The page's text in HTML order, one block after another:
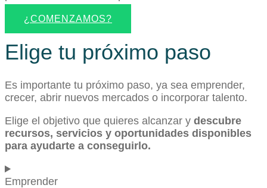
¿COMENZAMOS?
Elige tu próximo paso
Es importante tu próximo paso, ya sea emprender,
crecer, abrir nuevos mercados o incorporar talento.
Elige el objetivo que quieres alcanzar y descubre
recursos, servicios y oportunidades disponibles
para ayudarte a conseguirlo.
Emprender